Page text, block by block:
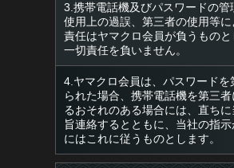
3.携帯電話機及びパスワードの管
使用上の過誤、第三者の使用等
責任はヤマクロ会員が負うもの
一切責任を負いません。
4.ヤマクロ会員は、パスワードを
られた場合、携帯電話機を第三
るおそれのある場合には、直ち
旨連絡するとともに、当社の指
にはこれに従うものとします。